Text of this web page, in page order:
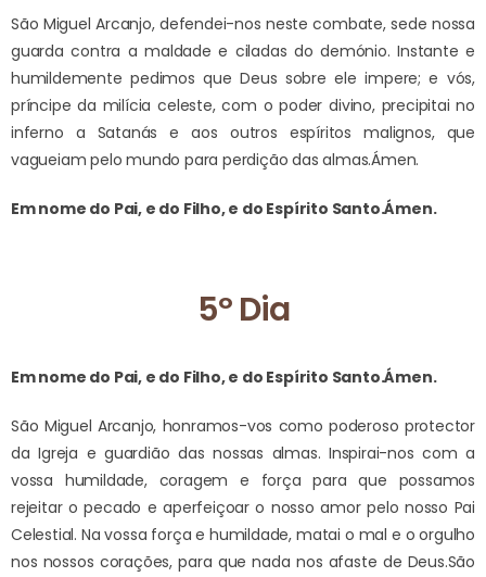
São Miguel Arcanjo, defendei-nos neste combate, sede nossa
guarda contra a maldade e ciladas do demónio. Instante e
humildemente pedimos que Deus sobre ele impere; e vós,
príncipe da milícia celeste, com o poder divino, precipitai no
inferno a Satanás e aos outros espíritos malignos, que
vagueiam pelo mundo para perdição das almas.Ámen.
Em nome do Pai, e do Filho, e do Espírito Santo.Ámen.
5º Dia
Em nome do Pai, e do Filho, e do Espírito Santo.Ámen.
São Miguel Arcanjo, honramos-vos como poderoso protector
da Igreja e guardião das nossas almas. Inspirai-nos com a
vossa humildade, coragem e força para que possamos
rejeitar o pecado e aperfeiçoar o nosso amor pelo nosso Pai
Celestial. Na vossa força e humildade, matai o mal e o orgulho
nos nossos corações, para que nada nos afaste de Deus.São